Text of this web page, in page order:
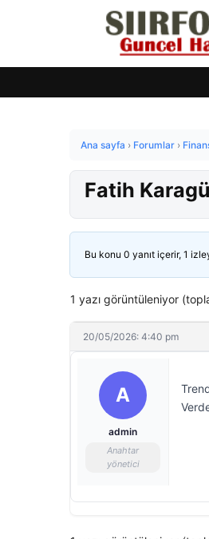
Ana sayfa › Forumlar ›
Fatih
Bu konu 0 yanıt içerir, 1
1 yazı görüntüleniyor
20/05/2026: 4:40 pm
A
admin
Anahtar
yönetici